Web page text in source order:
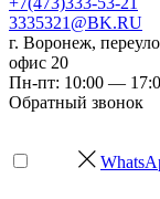
3335321@BK.RU
г. Воронеж,
офис 20
Пн-пт: 10:00 —
Обратный звонок